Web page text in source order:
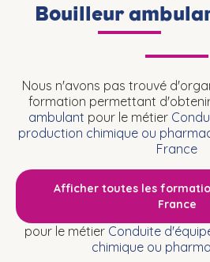
Bouilleur
Nous n'avons pas trouvé
formation permettant
ambulant pour le métier
production chimique ou
France
Afficher toutes les
France
pour le métier Conduite
chimique ou